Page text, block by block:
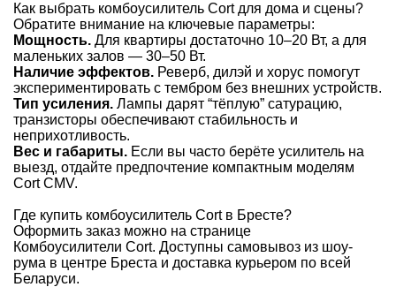
Как выбрать комбоусилитель Cort для дома и сцены?
Обратите внимание на ключевые параметры:
Мощность. Для квартиры достаточно 10–20 Вт, а для
маленьких залов ― 30–50 Вт.
Наличие эффектов. Реверб, дилэй и хорус помогут
экспериментировать с тембром без внешних устройств.
Тип усиления. Лампы дарят “тёплую” сатурацию,
транзисторы обеспечивают стабильность и
неприхотливость.
Вес и габариты. Если вы часто берёте усилитель на
выезд, отдайте предпочтение компактным моделям
Cort CMV.
Где купить комбоусилитель Cort в Бресте?
Оформить заказ можно на странице
Комбоусилители Cort. Доступны самовывоз из шоу-
рума в центре Бреста и доставка курьером по всей
Беларуси.